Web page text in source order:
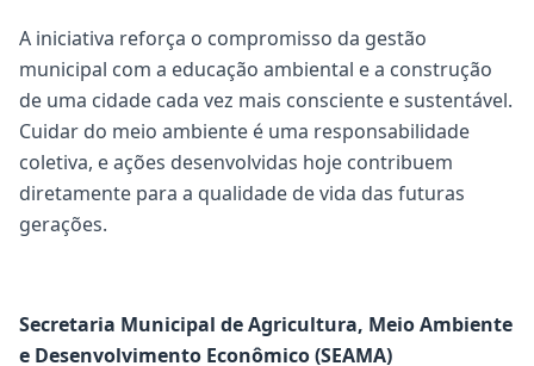
A iniciativa reforça o compromisso da gestão
municipal com a educação ambiental e a construção
de uma cidade cada vez mais consciente e sustentável.
Cuidar do meio ambiente é uma responsabilidade
coletiva, e ações desenvolvidas hoje contribuem
diretamente para a qualidade de vida das futuras
gerações.
Secretaria Municipal de Agricultura, Meio Ambiente
e Desenvolvimento Econômico (SEAMA)